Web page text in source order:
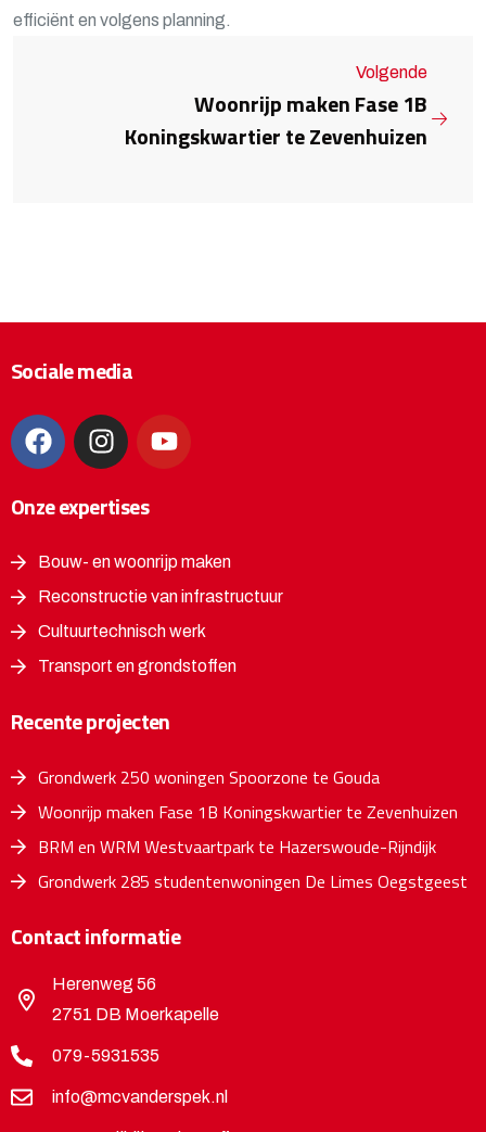
efficiënt en volgens planning.
Volgende
Woonrijp maken Fase 1B
Koningskwartier te Zevenhuizen
Sociale media
Onze expertises
Bouw- en woonrijp maken
Reconstructie van infrastructuur
Cultuurtechnisch werk
Transport en grondstoffen
Recente projecten
Grondwerk 250 woningen Spoorzone te Gouda
Woonrijp maken Fase 1B Koningskwartier te Zevenhuizen
BRM en WRM Westvaartpark te Hazerswoude-Rijndijk
Grondwerk 285 studentenwoningen De Limes Oegstgeest
Contact informatie
Herenweg 56
2751 DB Moerkapelle
079-5931535
info@mcvanderspek.nl